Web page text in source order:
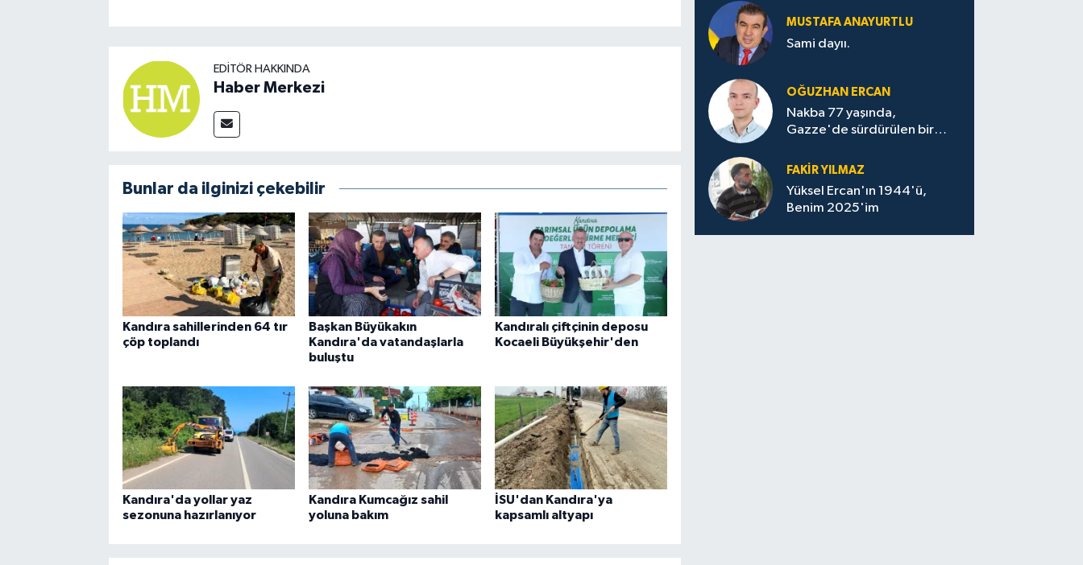
EDITÖR HAKKINDA
Haber Merkezi
Bunlar da ilginizi çekebilir
Kandıra sahillerinden 64 tır
çöp toplandı
Başkan Büyükakın
Kandıra'da vatandaşlarla
buluştu
Kandıralı çiftçinin deposu
Kocaeli Büyükşehir'den
Kandıra'da yollar yaz
sezonuna hazırlanıyor
Kandıra Kumcağız sahil
yoluna bakım
İSU'dan Kandıra'ya
kapsamlı altyapı
MUSTAFA ANAYURTLU
Sami dayıı.
OĞUZHAN ERCAN
Nakba 77 yaşında,
Gazze'de sürdürülen bir
FAKİR YILMAZ
Yüksel Ercan'ın 1944'ü,
Benim 2025'im